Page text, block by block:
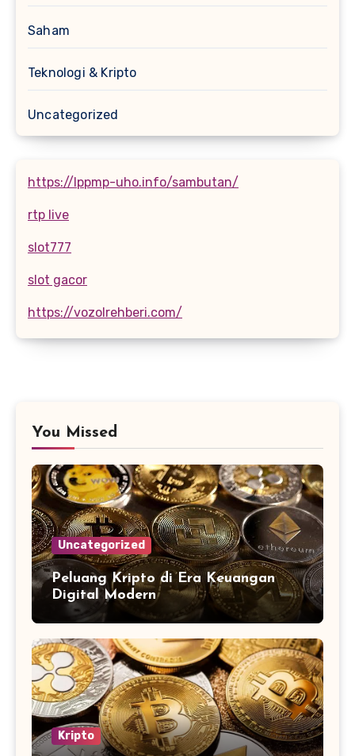
Saham
Teknologi & Kripto
Uncategorized
https://lppmp-uho.info/sambutan/
rtp live
slot777
slot gacor
https://vozolrehberi.com/
You Missed
Uncategorized
Peluang Kripto di Era Keuangan
Digital Modern
Kripto